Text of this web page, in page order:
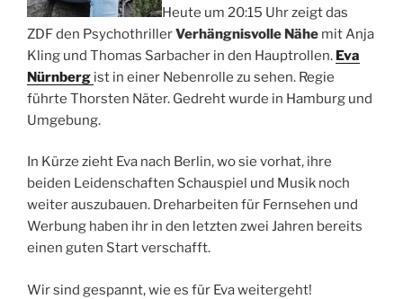
Heute um 20:15 Uhr zeigt das
ZDF den PsychothrillerVerhängnisvolle Nähe mit Anja
Kling und Thomas Sarbacher in den Hauptrollen. Eva
Nürnberg ist in einer Nebenrolle zu sehen. Regie
führte Thorsten Näter. Gedreht wurde in Hamburg und
Umgebung.
In Kürze zieht Eva nach Berlin, wo sie vorhat, ihre
beiden Leidenschaften Schauspiel und Musik noch
weiter auszubauen. Dreharbeiten für Fernsehen und
Werbung haben ihr in den letzten zwei Jahren bereits
einen guten Start verschafft.
Wir sind gespannt, wie es für Eva weitergeht!